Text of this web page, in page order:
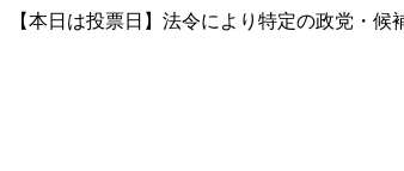
【本日は投票日】法令により特定の政党・